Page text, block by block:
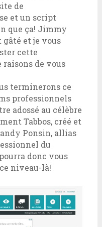
de
et un script
que ça! Jimmy
et je vous
cette
de vous
terminerons ce
professionnels
adossé au célèbre
Tabbos, créé et
Ponsin, allias
du
donc vous
niveau-là!